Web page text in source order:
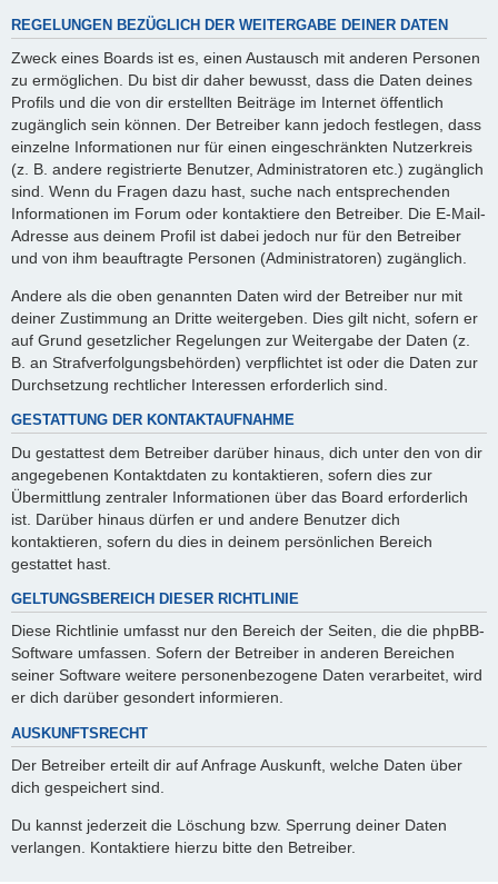
REGELUNGEN BEZÜGLICH DER WEITERGABE DEINER DATEN
Zweck eines Boards ist es, einen Austausch mit anderen Personen
zu ermöglichen. Du bist dir daher bewusst, dass die Daten deines
Profils und die von dir erstellten Beiträge im Internet öffentlich
zugänglich sein können. Der Betreiber kann jedoch festlegen, dass
einzelne Informationen nur für einen eingeschränkten Nutzerkreis
(z. B. andere registrierte Benutzer, Administratoren etc.) zugänglich
sind. Wenn du Fragen dazu hast, suche nach entsprechenden
Informationen im Forum oder kontaktiere den Betreiber. Die E-Mail-
Adresse aus deinem Profil ist dabei jedoch nur für den Betreiber
und von ihm beauftragte Personen (Administratoren) zugänglich.
Andere als die oben genannten Daten wird der Betreiber nur mit
deiner Zustimmung an Dritte weitergeben. Dies gilt nicht, sofern er
auf Grund gesetzlicher Regelungen zur Weitergabe der Daten (z.
B. an Strafverfolgungsbehörden) verpflichtet ist oder die Daten zur
Durchsetzung rechtlicher Interessen erforderlich sind.
GESTATTUNG DER KONTAKTAUFNAHME
Du gestattest dem Betreiber darüber hinaus, dich unter den von dir
angegebenen Kontaktdaten zu kontaktieren, sofern dies zur
Übermittlung zentraler Informationen über das Board erforderlich
ist. Darüber hinaus dürfen er und andere Benutzer dich
kontaktieren, sofern du dies in deinem persönlichen Bereich
gestattet hast.
GELTUNGSBEREICH DIESER RICHTLINIE
Diese Richtlinie umfasst nur den Bereich der Seiten, die die phpBB-
Software umfassen. Sofern der Betreiber in anderen Bereichen
seiner Software weitere personenbezogene Daten verarbeitet, wird
er dich darüber gesondert informieren.
AUSKUNFTSRECHT
Der Betreiber erteilt dir auf Anfrage Auskunft, welche Daten über
dich gespeichert sind.
Du kannst jederzeit die Löschung bzw. Sperrung deiner Daten
verlangen. Kontaktiere hierzu bitte den Betreiber.